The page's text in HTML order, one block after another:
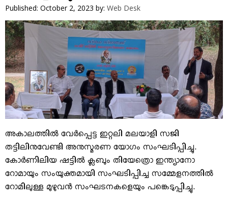
MAGAZINE
VIDEOS
YOUR SAY
COOKERY
KARSHAKAN
TOURS & TRAVEL
GREETINGS
CLASSIFIEDS
OBITUARY
Published: October 2, 2023 by: Web Desk
അകാലത്തില്‍ വേര്‍പ്പെട്ട ഇറ്റലി മലയാളി സജി
തട്ടിലിനുവേണ്ടി അനുസ്മരണ യോഗം സംഘടിപ്പിച്ചു.
കോര്‍ണിലിയ ഷട്ടില്‍ ക്ലബും തിയേത്രൊ ഇന്ത്യാനോ
റോമായും സംയുക്തമായി സംഘടിപ്പിച്ച സമ്മേളനത്തില്‍
റോമിലുള്ള മുഴുവന്‍ സംഘടനകളെയും പങ്കെടുപ്പിച്ചു.